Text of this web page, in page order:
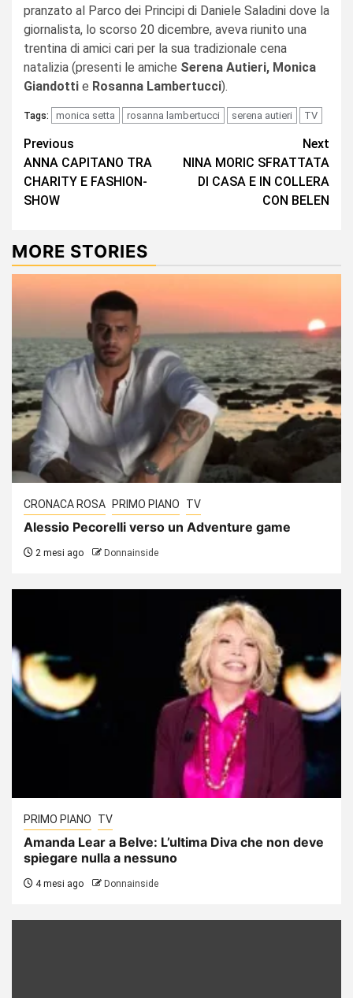
pranzato al Parco dei Principi di Daniele Saladini dove la
giornalista, lo scorso 20 dicembre, aveva riunito una
trentina di amici cari per la sua tradizionale cena
natalizia (presenti le amiche Serena Autieri, Monica
Giandotti e Rosanna Lambertucci).
Tags: monica setta rosanna lambertucci serena autieri TV
Continue
Reading
Previous
ANNA CAPITANO TRA
CHARITY E FASHION-
SHOW
Next
NINA MORIC SFRATTATA
DI CASA E IN COLLERA
CON BELEN
MORE STORIES
CRONACA ROSA PRIMO PIANO TV
Alessio Pecorelli verso un Adventure game
2 mesi ago Donnainside
PRIMO PIANO TV
Amanda Lear a Belve: L’ultima Diva che non deve
spiegare nulla a nessuno
4 mesi ago Donnainside